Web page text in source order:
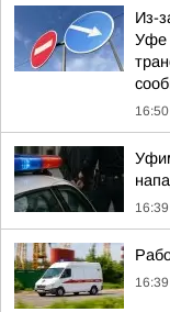
Из-
Уфе
16:50
16:39
16:39